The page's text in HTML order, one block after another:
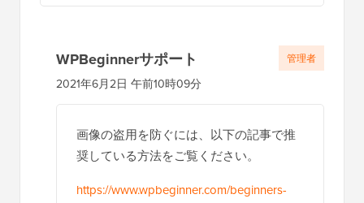
WPBeginnerサポート
2021年6月2日 午前10時09分
画像の盗用を防ぐには、以下の記事で推
奨している方法をご覧ください。
https://www.wpbeginner.com/beginners-
管理者